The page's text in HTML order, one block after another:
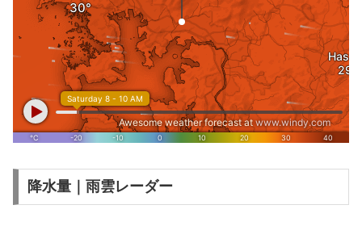
降水量｜雨雲レーダー